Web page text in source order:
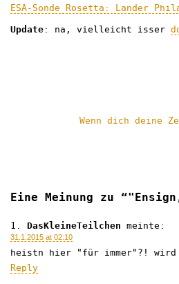
ESA-Sonde Rosetta: Lander
Update : na, vielleicht isser
Wenn dich deine
Eine Meinung zu
DasKleineTeilchen meinte:
31.1.2015 at 02:10
heistn hier "für immer"?! wird
Reply